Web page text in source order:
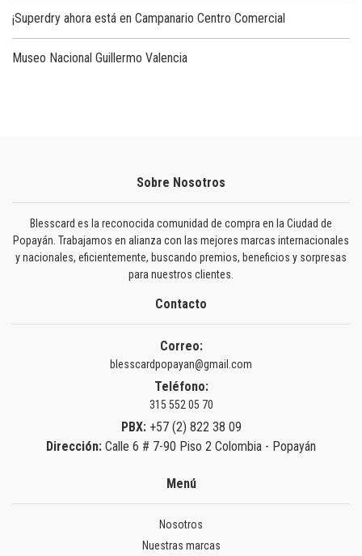
¡Superdry ahora está en Campanario Centro Comercial
Museo Nacional Guillermo Valencia
Sobre Nosotros
Blesscard es la reconocida comunidad de compra en la Ciudad de
Popayán. Trabajamos en alianza con las mejores marcas internacionales
y nacionales, eficientemente, buscando premios, beneficios y sorpresas
para nuestros clientes.
Contacto
Correo:
blesscardpopayan@gmail.com
Teléfono:
315 552 05 70
PBX: +57 (2) 822 38 09
Dirección: Calle 6 # 7-90 Piso 2 Colombia - Popayán
Menú
Nosotros
Nuestras marcas